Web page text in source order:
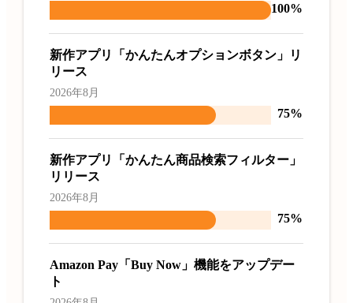
100%
新作アプリ「かんたんオプションボタン」リ
リース
2026年8月
75%
新作アプリ「かんたん商品検索フィルター」
リリース
2026年8月
75%
Amazon Pay「Buy Now」機能をアップデー
ト